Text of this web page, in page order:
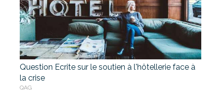
Question Ecrite sur le soutien à l'hôtellerie face à
la crise
QAG